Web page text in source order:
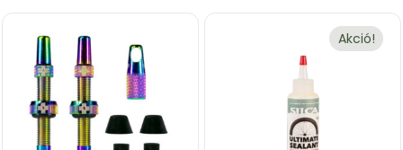
Akció!